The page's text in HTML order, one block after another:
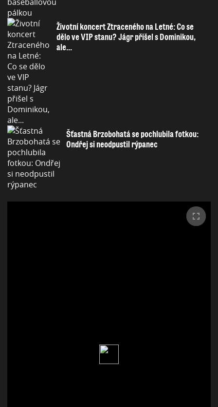
Životní koncert Ztraceného na Letné: Co se
dělo ve VIP stanu? Jágr přišel s Dominikou,
ale...
Šťastná Brzobohatá se pochlubila fotkou:
Ondřej si neodpustil rýpanec